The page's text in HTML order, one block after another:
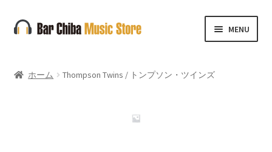
ナ
ビ
ー
コ
ン
ン
MENU
ホーム Thompson Twins / トンプソン・ツインズ